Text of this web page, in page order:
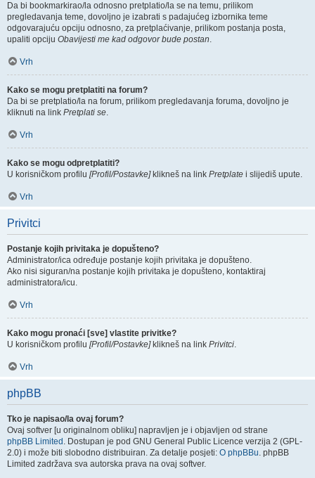
Da bi bookmarkirao/la odnosno pretplatio/la se na temu, prilikom
pregledavanja teme, dovoljno je izabrati s padajućeg izbornika teme
odgovarajuću opciju odnosno, za pretplaćivanje, prilikom postanja posta,
upaliti opciju Obavijesti me kad odgovor bude postan.
Vrh
Kako se mogu pretplatiti na forum?
Da bi se pretplatio/la na forum, prilikom pregledavanja foruma, dovoljno je
kliknuti na link Pretplati se.
Vrh
Kako se mogu odpretplatiti?
U korisničkom profilu [Profil/Postavke]klikneš na link Pretplate i slijediš upute.
Vrh
Privitci
Postanje kojih privitaka je dopušteno?
Administrator/ica određuje postanje kojih privitaka je dopušteno.
Ako nisi siguran/na postanje kojih privitaka je dopušteno, kontaktiraj
administratora/icu.
Vrh
Kako mogu pronaći [sve] vlastite privitke?
U korisničkom profilu [Profil/Postavke]klikneš na link Privitci.
Vrh
phpBB
Tko je napisao/la ovaj forum?
Ovaj softver [u originalnom obliku] napravljen je i objavljen od strane
phpBB Limited . Dostupan je pod GNU General Public Licence verzija 2 (GPL-
2.0) i može biti slobodno distribuiran. Za detalje posjeti: O phpBBu. phpBB
Limited zadržava sva autorska prava na ovaj softver.